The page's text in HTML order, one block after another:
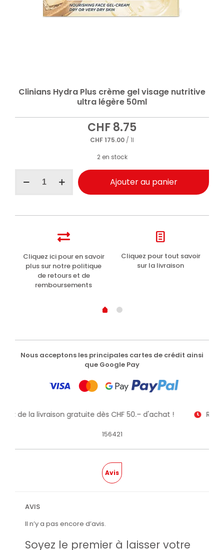
Clinians Hydra Plus crème gel visage nutritive
ultra légère 50ml
CHF8.75
CHF175.00 / 1l
2 en stock
ultra
légère
Ajouter au panier
Cliquez ici pour en savoir
plus sur notre politique
de retours et de
remboursements
Cliquez pour tout savoir
sur la livraison
Nous acceptons les principales cartes de crédit ainsi
que Google Pay
de la livraison gratuite dès CHF 50.– d'achat !
156421
Avis
AVIS
Il n’y a pas encore d’avis.
Soyez le premier à laisser votre